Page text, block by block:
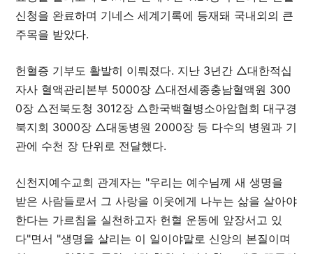
신청을 완료하며 기네스 세계기록에 등재돼 국내외의 큰
주목을 받았다.
헌혈증 기부도 활발히 이뤄졌다. 지난 3년간 △대한적십
자사 혈액관리본부 5000장 △대전세종충남혈액원 300
0장 △전북도청 3012장 △한국백혈병소아암협회 대구경
북지회 3000장 △대동병원 2000장 등 다수의 병원과 기
관에 수천 장 단위로 전달했다.
신천지예수교회 관계자는 "우리는 예수님께 새 생명을
받은 사람들로서 그 사랑을 이웃에게 나누는 삶을 살아야
한다는 가르침을 실천하고자 헌혈 운동에 앞장서고 있
다"면서 "생명을 살리는 이 일이야말로 신앙의 본질이며